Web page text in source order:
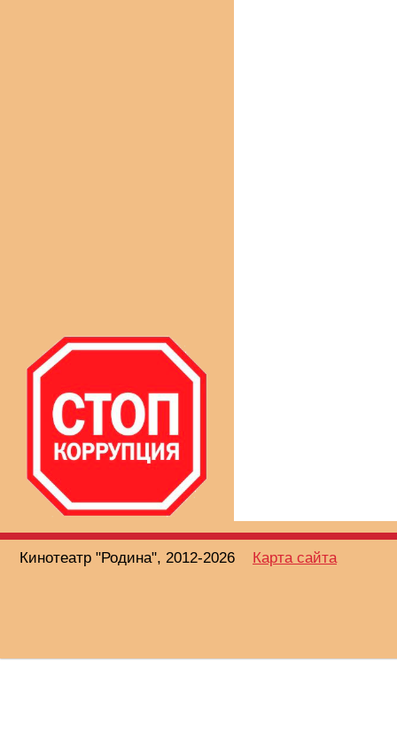
Кинотеатр "Родина", 2012-2026 Карта сайта